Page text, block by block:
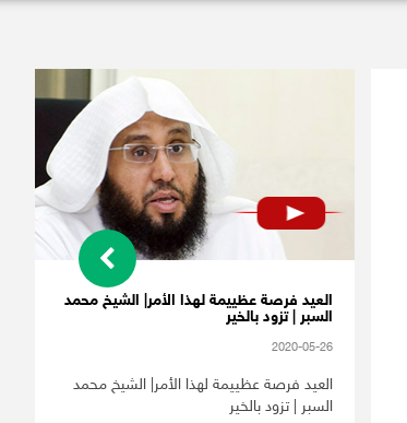
العيد فرصة عظييمة لهذا الأمر| الشيخ محمد
السبر | تزود بالخير
2020-05-26
العيد فرصة عظييمة لهذا الأمر| الشيخ محمد
السبر | تزود بالخير